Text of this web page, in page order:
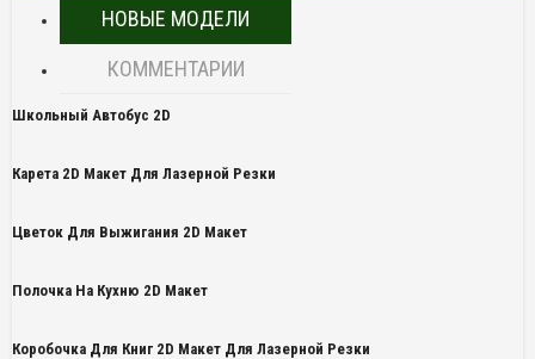
НОВЫЕ МОДЕЛИ
КОММЕНТАРИИ
Школьный Автобус 2D
Карета 2D Макет Для Лазерной Резки
Цветок Для Выжигания 2D Макет
Полочка На Кухню 2D Макет
Коробочка Для Книг 2D Макет Для Лазерной Резки